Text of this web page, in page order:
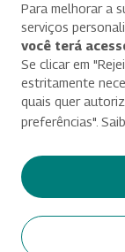
Transparência e
©
Para melhorar a
serviços
você terá
Se clicar em
estritamente
quais quer
preferências".